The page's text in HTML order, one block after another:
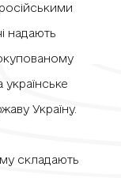
надають
Україну.
складають